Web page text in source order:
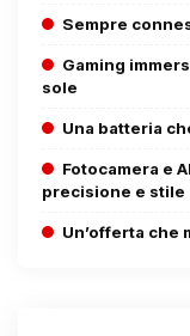
Sempre
Gaming
sole
Una batteria
Fotocamera e
precisione e stile
Un’offerta che